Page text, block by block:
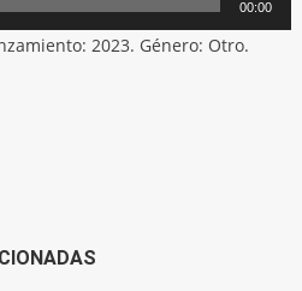
00:00
2023. Género: Otro.